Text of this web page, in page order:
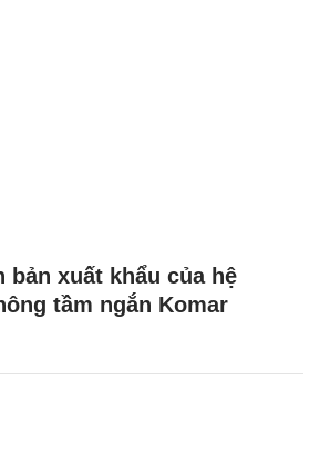
bản xuất khẩu của hệ
tầm ngắn Komar